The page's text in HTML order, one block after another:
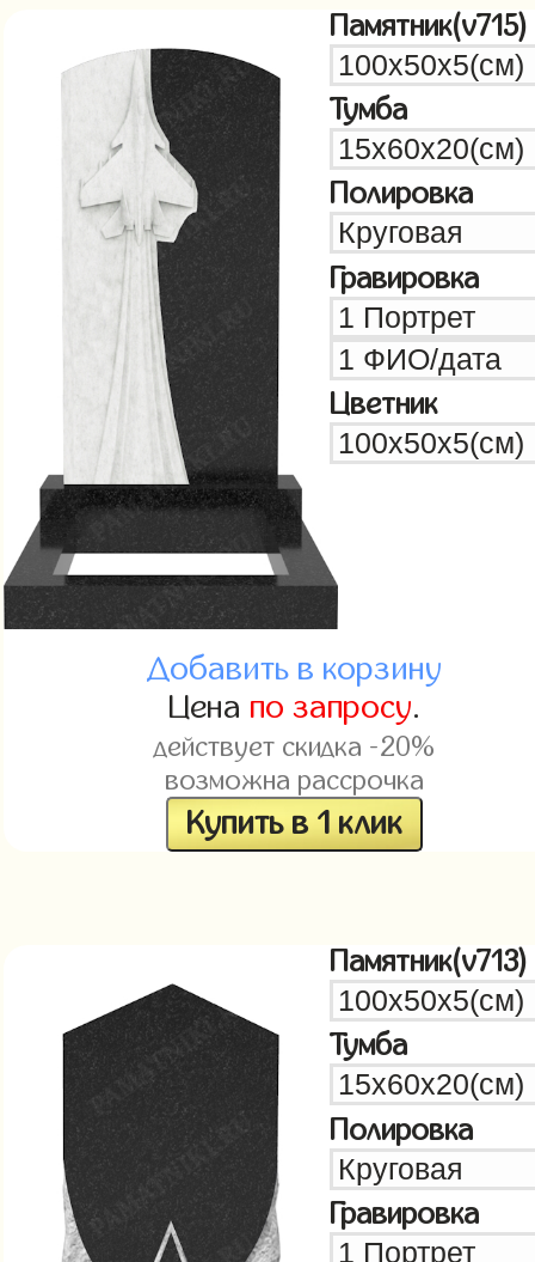
Памятник(v715)
Тумба
Полировка
Гравировка
Цветник
Добавить в корзину
Цена по запросу.
действует скидка -20%
возможна рассрочка
Купить в 1 клик
Памятник(v713)
Тумба
Полировка
Гравировка